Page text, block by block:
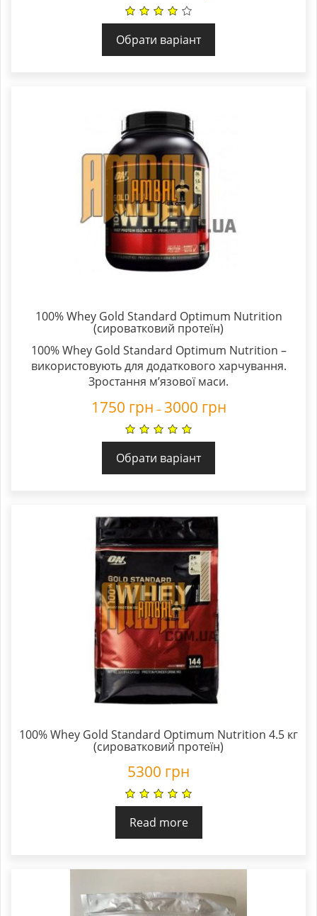
Обрати варіант
100% Whey Gold Standard Optimum Nutrition
(сироватковий протеїн)
100% Whey Gold Standard Optimum Nutrition –
використовують для додаткового харчування.
Зростання м’язової маси.
1750 грн – 3000 грн
Обрати варіант
100% Whey Gold Standard Optimum Nutrition 4.5 кг
(сироватковий протеїн)
5300 грн
Read more